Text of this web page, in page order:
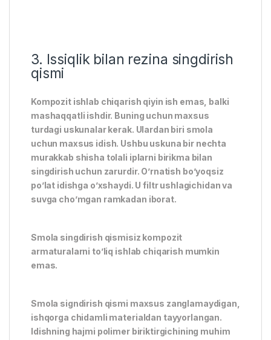
3. Issiqlik bilan rezina singdirish
qismi
Kompozit ishlab chiqarish qiyin ish emas, balki
mashaqqatli ishdir. Buning uchun maxsus
turdagi uskunalar kerak. Ulardan biri smola
uchun maxsus idish. Ushbu uskuna bir nechta
murakkab shisha tolali iplarni birikma bilan
singdirish uchun zarurdir. O’rnatish bo’yoqsiz
po’lat idishga o’xshaydi. U filtr ushlagichidan va
suvga cho’mgan ramkadan iborat.
Smola singdirish qismisiz kompozit
armaturalarni to’liq ishlab chiqarish mumkin
emas.
Smola signdirish qismi maxsus zanglamaydigan,
ishqorga chidamli materialdan tayyorlangan.
Idishning hajmi polimer biriktirgichining muhim